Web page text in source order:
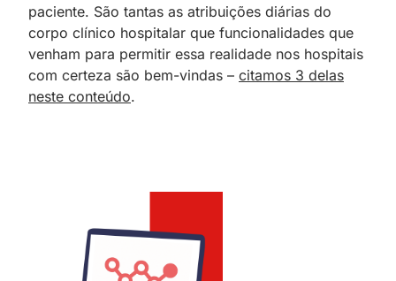
paciente. São tantas as atribuições diárias do
corpo clínico hospitalar que funcionalidades que
venham para permitir essa realidade nos hospitais
com certeza são bem-vindas – citamos 3 delas
neste conteúdo.